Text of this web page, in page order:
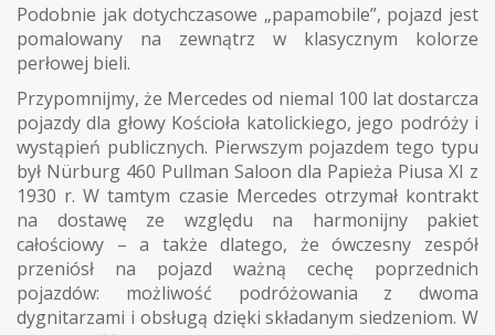
Podobnie jak dotychczasowe „papamobile”, pojazd jest
pomalowany na zewnątrz w klasycznym kolorze
perłowej bieli.
Przypomnijmy, że Mercedes od niemal 100 lat dostarcza
pojazdy dla głowy Kościoła katolickiego, jego podróży i
wystąpień publicznych. Pierwszym pojazdem tego typu
był Nürburg 460 Pullman Saloon dla Papieża Piusa XI z
1930 r. W tamtym czasie Mercedes otrzymał kontrakt
na dostawę ze względu na harmonijny pakiet
całościowy – a także dlatego, że ówczesny zespół
przeniósł na pojazd ważną cechę poprzednich
pojazdów: możliwość podróżowania z dwoma
dygnitarzami i obsługą dzięki składanym siedzeniom. W